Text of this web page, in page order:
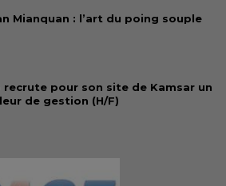
Mianquan : l’art du poing souple
recrute pour son site de Kamsar un
de gestion (H/F)